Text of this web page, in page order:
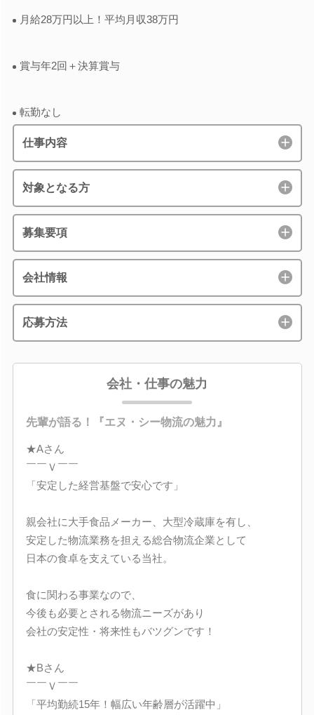
月給28万円以上！平均月収38万円
賞与年2回＋決算賞与
転勤なし
仕事内容
対象となる方
募集要項
会社情報
応募方法
会社・仕事の魅力
先輩が語る！『エヌ・シー物流の魅力』
★Aさん
￣￣Ｖ￣￣
「安定した経営基盤で安心です」
親会社に大手食品メーカー、大型冷蔵庫を有し、
安定した物流業務を担える総合物流企業として
日本の食卓を支えている当社。
食に関わる事業なので、
今後も必要とされる物流ニーズがあり
会社の安定性・将来性もバツグンです！
★Bさん
￣￣Ｖ￣￣
「平均勤続15年！幅広い年齢層が活躍中」